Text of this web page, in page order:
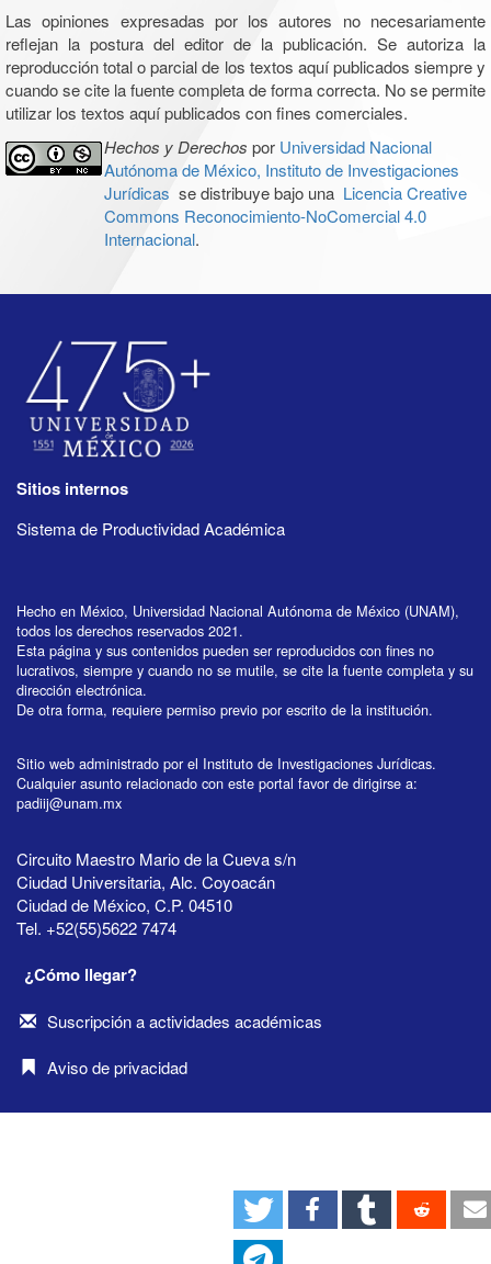
Las opiniones expresadas por los autores no necesariamente
reflejan la postura del editor de la publicación. Se autoriza la
reproducción total o parcial de los textos aquí publicados siempre y
cuando se cite la fuente completa de forma correcta. No se permite
utilizar los textos aquí publicados con fines comerciales.
Hechos y Derechos por Universidad Nacional
Autónoma de México, Instituto de Investigaciones
Jurídicas se distribuye bajo una Licencia Creative
Commons Reconocimiento-NoComercial 4.0
Internacional.
Sitios internos
Sistema de Productividad Académica
Hecho en México, Universidad Nacional Autónoma de México (UNAM),
todos los derechos reservados 2021.
Esta página y sus contenidos pueden ser reproducidos con fines no
lucrativos, siempre y cuando no se mutile, se cite la fuente completa y su
dirección electrónica.
De otra forma, requiere permiso previo por escrito de la institución.
Sitio web administrado por el Instituto de Investigaciones Jurídicas.
Cualquier asunto relacionado con este portal favor de dirigirse a:
padiij@unam.mx
Circuito Maestro Mario de la Cueva s/n
Ciudad Universitaria, Alc. Coyoacán
Ciudad de México, C.P. 04510
Tel. +52(55)5622 7474
¿Cómo llegar?
Suscripción a actividades académicas
Aviso de privacidad